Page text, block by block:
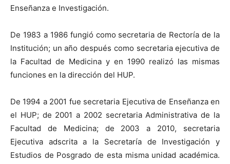
Enseñanza e Investigación.
De 1983 a 1986 fungió como secretaria de Rectoría de la
Institución; un año después como secretaria ejecutiva de
la Facultad de Medicina y en 1990 realizó las mismas
funciones en la dirección del HUP.
De 1994 a 2001 fue secretaria Ejecutiva de Enseñanza en
el HUP; de 2001 a 2002 secretaria Administrativa de la
Facultad de Medicina; de 2003 a 2010, secretaria
Ejecutiva adscrita a la Secretaría de Investigación y
Estudios de Posgrado de esta misma unidad académica.